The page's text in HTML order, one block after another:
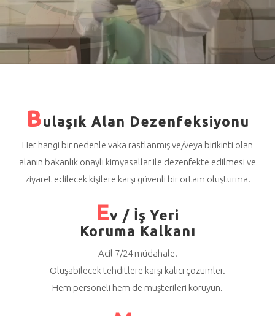
Bulaşık Alan Dezenfeksiyonu
Her hangi bir nedenle vaka rastlanmış ve/veya birikinti olan
alanın bakanlık onaylı kimyasallar ile dezenfekte edilmesi ve
ziyaret edilecek kişilere karşı güvenli bir ortam oluşturma.
Ev / İş Yeri
Koruma Kalkanı
Acil 7/24 müdahale.
Oluşabilecek tehditlere karşı kalıcı çözümler.
Hem personeli hem de müşterileri koruyun.